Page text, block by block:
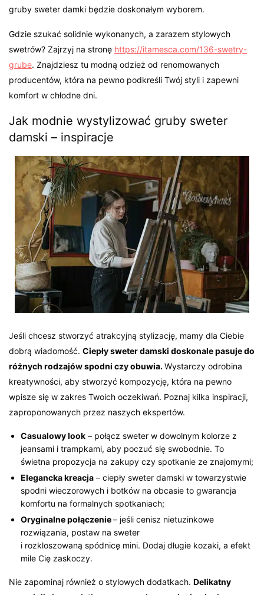
gruby sweter damki będzie doskonałym wyborem.
Gdzie szukać solidnie wykonanych, a zarazem stylowych
swetrów? Zajrzyj na stronę https://itamesca.com/136-swetry-
grube. Znajdziesz tu modną odzież od renomowanych
producentów, która na pewno podkreśli Twój styli i zapewni
komfort w chłodne dni.
Jak modnie wystylizować gruby sweter
damski – inspiracje
Jeśli chcesz stworzyć atrakcyjną stylizację, mamy dla Ciebie
dobrą wiadomość.Ciepły sweter damski doskonale pasuje do
różnych rodzajów spodni czy obuwia.Wystarczy odrobina
kreatywności, aby stworzyć kompozycję, która na pewno
wpisze się w zakres Twoich oczekiwań. Poznaj kilka inspiracji,
zaproponowanych przez naszych ekspertów.
Casualowy look – połącz sweter w dowolnym kolorze z
jeansami i trampkami, aby poczuć się swobodnie. To
świetna propozycja na zakupy czy spotkanie ze znajomymi;
Elegancka kreacja – ciepły sweter damski w towarzystwie
spodni wieczorowych i botków na obcasie to gwarancja
komfortu na formalnych spotkaniach;
Oryginalne połączenie– jeśli cenisz nietuzinkowe
rozwiązania, postaw na sweter
i rozkloszowaną spódnicę mini. Dodaj długie kozaki, a efekt
mile Cię zaskoczy.
Nie zapominaj również o stylowych dodatkach.Delikatny